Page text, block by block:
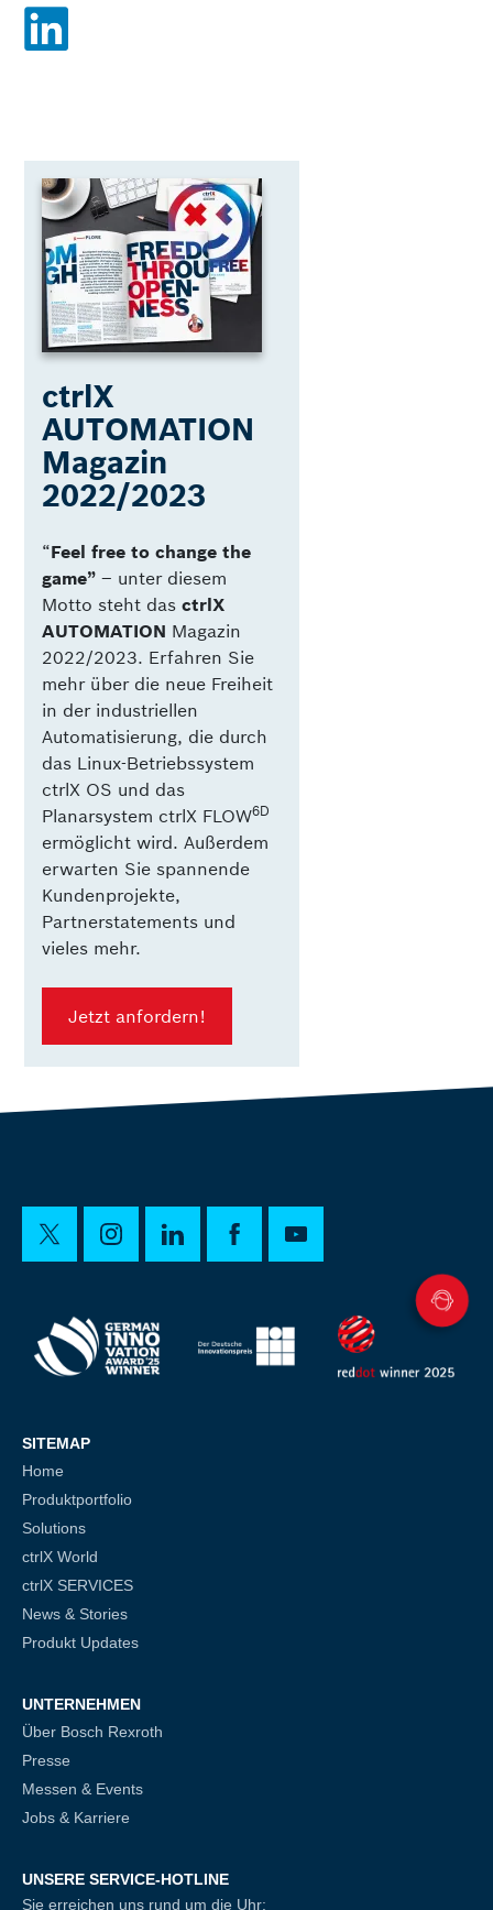
ctrlX
AUTOMATION
Magazin
2022/2023
“Feel free to change the
game” ­– unter diesem
Motto steht dasctrlX
AUTOMATION Magazin
2022/2023. Erfahren Sie
mehr über die neue Freiheit
in der industriellen
Automatisierung, die durch
das Linux-Betriebssystem
ctrlX OS und das
Planarsystem ctrlX FLOW6D
ermöglicht wird. Außerdem
erwarten Sie spannende
Kundenprojekte,
Partnerstatements und
vieles mehr.
Jetzt anfordern!
SITEMAP
Home
Produktportfolio
Solutions
ctrlX World
ctrlX SERVICES
News & Stories
Produkt Updates
UNTERNEHMEN
Über Bosch Rexroth
Presse
Messen & Events
Jobs & Karriere
UNSERE SERVICE-HOTLINE
Sie erreichen uns rund um die Uhr: